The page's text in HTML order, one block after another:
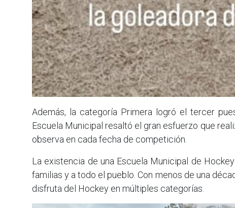
Además, la categoría Primera logró el tercer
Escuela Municipal resaltó el gran esfuerzo que
observa en cada fecha de competición.
La existencia de una Escuela Municipal de
familias y a todo el pueblo. Con menos de una
disfruta del Hockey en múltiples categorías.